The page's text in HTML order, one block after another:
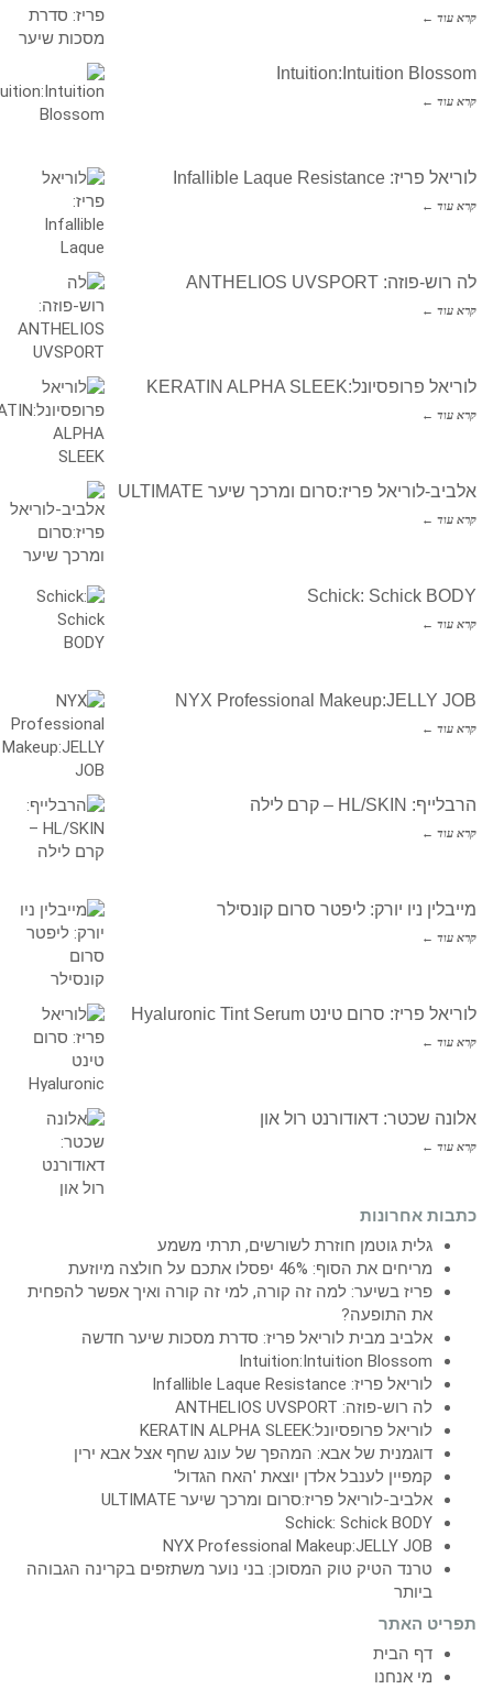
קרא עוד ←
Intuition:Intuition Blossom
קרא עוד ←
לוריאל פריז: Infallible Laque Resistance
קרא עוד ←
לה רוש-פוזה: ANTHELIOS UVSPORT
קרא עוד ←
לוריאל פרופסיונל:KERATIN ALPHA SLEEK
קרא עוד ←
אלביב-לוריאל פריז:סרום ומרכך שיער ULTIMATE
קרא עוד ←
Schick: Schick BODY
קרא עוד ←
NYX Professional Makeup:JELLY JOB
קרא עוד ←
הרבלייף: HL/SKIN – קרם לילה
קרא עוד ←
מייבלין ניו יורק: ליפטר סרום קונסילר
קרא עוד ←
לוריאל פריז: סרום טינט Hyaluronic Tint Serum
קרא עוד ←
אלונה שכטר: דאודורנט רול און
קרא עוד ←
כתבות אחרונות
גלית גוטמן חוזרת לשורשים, תרתי משמע
מריחים את הסוף: 46% יפסלו אתכם על חולצה מיוזעת
פריז בשיער: למה זה קורה, למי זה קורה ואיך אפשר להפחית
את התופעה?
אלביב מבית לוריאל פריז: סדרת מסכות שיער חדשה
Intuition:Intuition Blossom
לוריאל פריז: Infallible Laque Resistance
לה רוש-פוזה: ANTHELIOS UVSPORT
לוריאל פרופסיונל:KERATIN ALPHA SLEEK
דוגמנית של אבא: המהפך של עונג שחף אצל אבא ירין
קמפיין לענבל אלדן יוצאת 'האח הגדול'
אלביב-לוריאל פריז:סרום ומרכך שיער ULTIMATE
Schick: Schick BODY
NYX Professional Makeup:JELLY JOB
טרנד הטיק טוק המסוכן: בני נוער משתזפים בקרינה הגבוהה
ביותר
תפריט האתר
דף הבית
מי אנחנו